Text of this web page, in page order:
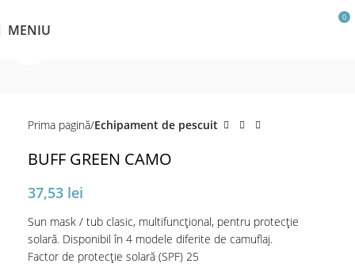
MENIU
0
Prima pagină Echipament de pescuit
BUFF GREEN CAMO
37,53 lei
Sun mask / tub clasic, multifuncțional, pentru protecție
solară. Disponibil în 4 modele diferite de camuflaj.
Factor de protecție solară (SPF) 25